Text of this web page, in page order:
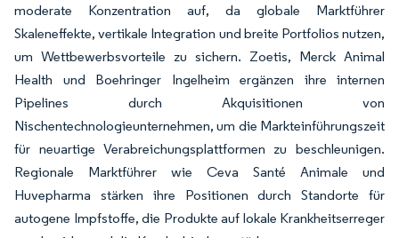
moderate Konzentration auf, da globale Marktführer
Skaleneffekte, vertikale Integration und breite Portfolios nutzen,
um Wettbewerbsvorteile zu sichern. Zoetis, Merck Animal
Health und Boehringer Ingelheim ergänzen ihre internen
Pipelines durch Akquisitionen von
Nischentechnologieunternehmen, um die Markteinführungszeit
für neuartige Verabreichungsplattformen zu beschleunigen.
Regionale Marktführer wie Ceva Santé Animale und
Huvepharma stärken ihre Positionen durch Standorte für
autogene Impfstoffe, die Produkte auf lokale Krankheitserreger